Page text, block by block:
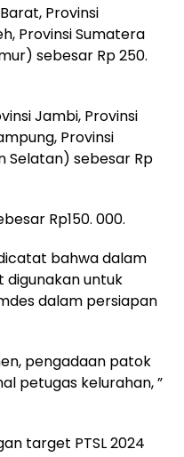
Provinsi
Provinsi Sumatera
sebesar Rp 250.
Jambi, Provinsi
Provinsi
Selatan) sebesar Rp
Rp150. 000.
bahwa dalam
digunakan untuk
dalam persiapan
pengadaan patok
petugas kelurahan, ”
target PTSL 2024